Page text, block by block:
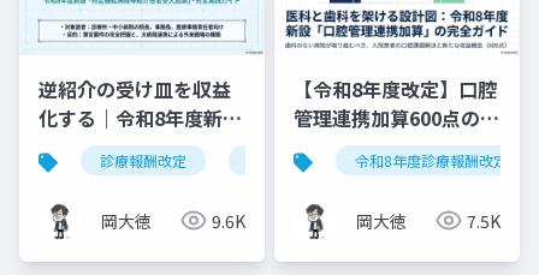
逆紹介の受け皿を収益
化する｜令和8年度新設
「特定機能病院等紹介
患者受入加算」完全実
践ガイド
診療報酬改定 特定機能病院等紹介患者受入加算
岡大徳 9.6K
【令和8年度改定】口腔
管理連携加算600点の算
定要件・施設基準まと
め
令和8年度診療報酬改定
岡大徳 7.5K